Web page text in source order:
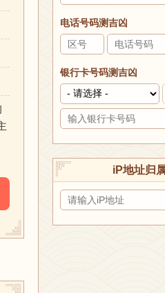
电话号码测吉凶
银行卡号码测吉凶
iP地址归